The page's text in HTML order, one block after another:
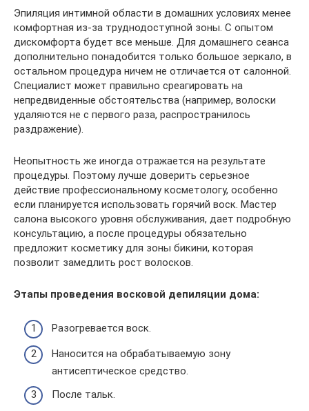
Эпиляция интимной области в домашних условиях менее
комфортная из-за труднодоступной зоны. С опытом
дискомфорта будет все меньше. Для домашнего сеанса
дополнительно понадобится только большое зеркало, в
остальном процедура ничем не отличается от салонной.
Специалист может правильно среагировать на
непредвиденные обстоятельства (например, волоски
удаляются не с первого раза, распространилось
раздражение).
Неопытность же иногда отражается на результате
процедуры. Поэтому лучше доверить серьезное
действие профессиональному косметологу, особенно
если планируется использовать горячий воск. Мастер
салона высокого уровня обслуживания, дает подробную
консультацию, а после процедуры обязательно
предложит косметику для зоны бикини, которая
позволит замедлить рост волосков.
Этапы проведения восковой депиляции дома:
Разогревается воск.
Наносится на обрабатываемую зону
антисептическое средство.
После тальк.